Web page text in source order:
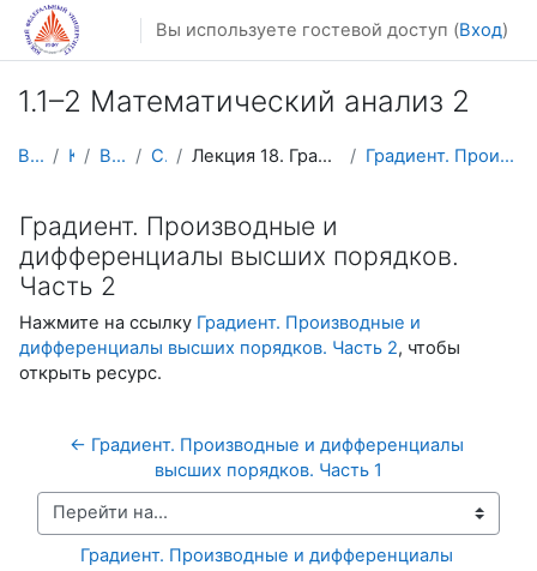
Перейти к основному содержанию
Вы используете гостевой доступ (Вход)
1.1–2 Математический анализ 2
В начало Курсы Видеолекции Calculus2 Лекция 18. Градиент. Производные и дифференциалы в... Градиент. Производные и дифференциалы высших поряд...
Градиент. Производные и
дифференциалы высших порядков.
Часть 2
Нажмите на ссылку Градиент. Производные и
дифференциалы высших порядков. Часть 2, чтобы
открыть ресурс.
← Градиент. Производные и дифференциалы
высших порядков. Часть 1
Перейти на...
Градиент. Производные и дифференциалы